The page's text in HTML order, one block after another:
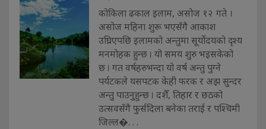
कोकिला ढकाल इलाम, असोज १२ गते ।
असोज महिना शुरू भएसँगै आकाश
उघ्रिएपछि इलामको अन्तुमा सूर्योदयको दृश्य
मनमोहक हुन्छ । यो समय शुरु भइसकेको
छ । गत वर्षहरुभन्दा यो वर्ष अन्तु पुग्ने
पर्यटकले यसपटक केही फरक र अझ सुन्दर
अन्तु पाउनुहुन्छ । दशैँ, तिहार र छठको
उत्सवसँगै फुर्सदिला बनेका तराई र पश्चिमी
जिल्ल�. . .